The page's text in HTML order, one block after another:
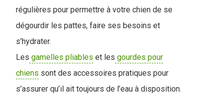
régulières pour permettre à votre chien de se
dégourdir les pattes, faire ses besoins et
s’hydrater.
Les gamelles pliables et les gourdes pour
chiens sont des accessoires pratiques pour
s’assurer qu’il ait toujours de l’eau à disposition.